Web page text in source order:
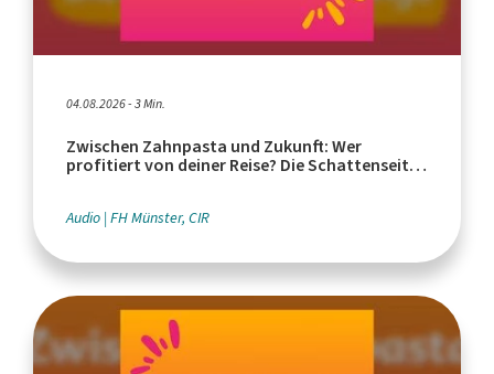
04.08.2026 - 3 Min.
Zwischen Zahnpasta und Zukunft: Wer
profitiert von deiner Reise? Die Schattenseiten
Audio FH Münster, CIR